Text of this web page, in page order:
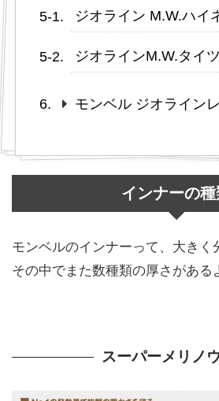
ジオライン M.W.ハイ
ジオラインM.W.タイツ
モンベル ジオライン
インナーの
モンベルのインナーって、大きく
その中でまた数種類の厚さがある
スーパーメリノ